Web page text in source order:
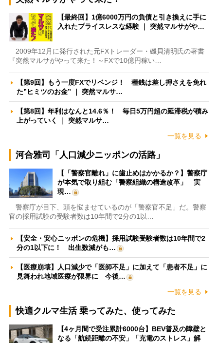
【最終回】1億6000万円の負債と引き換えに手に
入れたプライスレスな経験 ｜ 突然マルサがや…
2009年12月に発行された元FXトレーダー・磯貝清明氏の著書
『突然マルサがやって来た！～FXで10億円稼い…
【第9回】もう一度FXでリベンジ！ 種銭は差し押さえを免れ
た”ヒミツのお金” ｜ 突然マルサ…
【第8回】年利はなんと14.6％！ 毎日5万円超の延滞税が積み
上がっていく ｜ 突然マルサ…
一覧を見る
河合雅司「人口減少ニッポンの活路」
【「警察官離れ」に歯止めはかかるか？】警察庁
が本気で取り組む「警察組織の構造改革」 実
現…
警察庁が目下、頭を悩ませているのが「警察官不足」だ。警察
官の採用試験の受験者数は10年間で2分の1以…
【安全・安心ニッポンの危機】採用試験受験者数は10年間で2
分の1以下に！ 出生数減がも…
【医療崩壊】人口減少で「医師不足」に加えて「患者不足」に
見舞われ地域医療が限界に 今後…
一覧を見る
快適クルマ生活 乗ってみた、使ってみた
【4ヶ月間で受注累計6000台】BEV普及の障壁と
なる「航続距離の不安」「充電のストレス」解